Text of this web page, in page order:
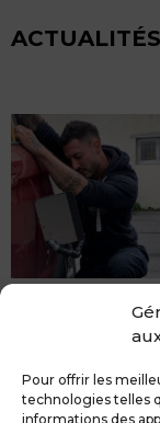
Pour offrir les
technologies telles
informations des
ACTUALITÉS
peinture, sans
du débosselage